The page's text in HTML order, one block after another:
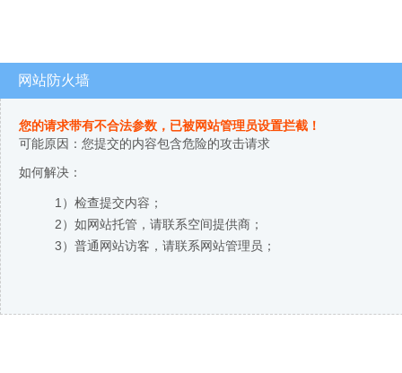
网站防火墙
您的请求带有不合法参数，已被网站管理员设置拦截！
可能原因：您提交的内容包含危险的攻击请求
如何解决：
1）检查提交内容；
2）如网站托管，请联系空间提供商；
3）普通网站访客，请联系网站管理员；